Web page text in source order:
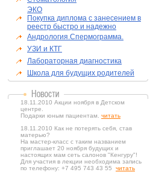
ЭКО
Покупка диплома с занесением в
реестр быстро и надежно
Андрология.Спермограмма.
УЗИ и КТГ
Лабораторная диагностика
Школа для будущих родителей
18.11.2010 Акции ноября в Детском
центре.
Подарки юным пациентам. читать
18.11.2010 Как не потерять себя, став
матерью?
На мастер-класс с таким названием
приглашает 20 ноября будущих и
настоящих мам сеть салонов "Кенгуру"!
Для участия в лекции необходима запись
по телефону: +7 495 743 43 55 читать